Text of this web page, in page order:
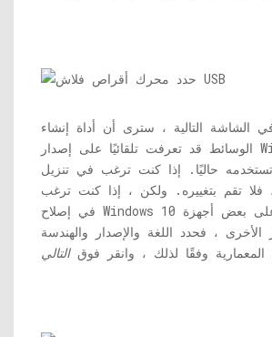
الشاشة التالية ، سترى أن أداة إنشاء
الوسائط قد تعرفت تلقائيًا على إصدار Windows 10 الذي
تستخدمه حاليًا. إذا كنت ترغب في تنزيل Windows 10
فلا تقم بتغييره. ولكن ، إذا كنت ترغب
في إصلاح Windows 10 أو تثبيته على بعض أجهزة
الأخرى ، فحدد اللغة والإصدار والهندسة
المعمارية وفقًا لذلك ، وانقر فوقالتالي